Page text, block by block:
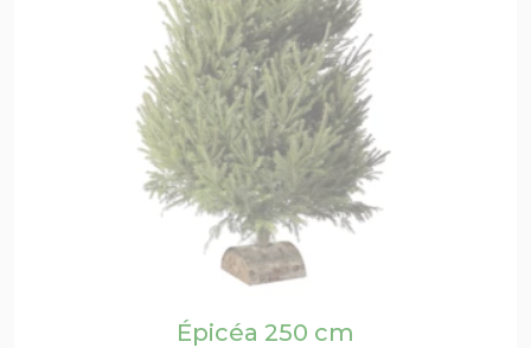
Épicéa 250 cm